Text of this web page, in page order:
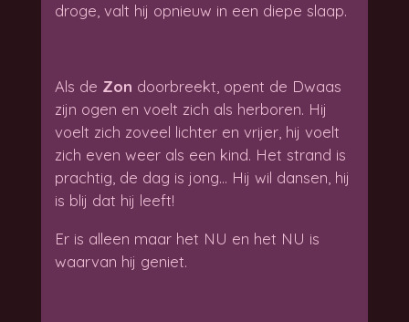
droge, valt hij opnieuw in een diepe slaap.
Als de Zon doorbreekt, opent de Dwaas
zijn ogen en voelt zich als herboren. Hij
voelt zich zoveel lichter en vrijer, hij voelt
zich even weer als een kind. Het strand is
prachtig, de dag is jong… Hij wil dansen, hij
is blij dat hij leeft!
Er is alleen maar het NU en het NU is
waarvan hij geniet.